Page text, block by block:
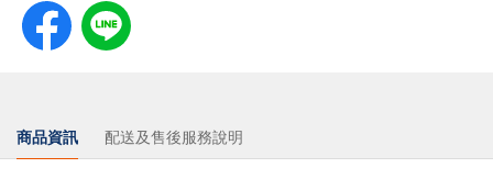
商品資訊 配送及售後服務說明